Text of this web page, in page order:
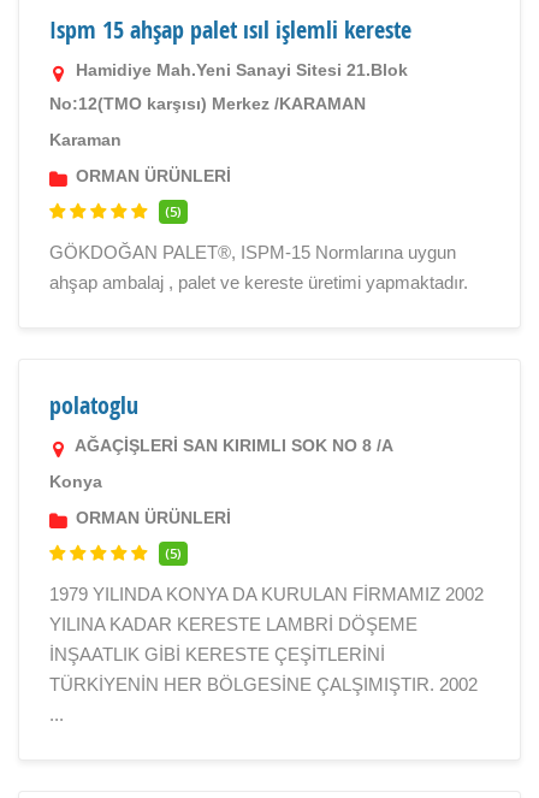
Ispm 15 ahşap palet ısıl işlemli kereste
Hamidiye Mah.Yeni Sanayi Sitesi 21.Blok
No:12(TMO karşısı) Merkez /KARAMAN
Karaman
ORMAN ÜRÜNLERİ
(5)
GÖKDOĞAN PALET®, ISPM-15 Normlarına uygun
ahşap ambalaj , palet ve kereste üretimi yapmaktadır.
polatoglu
AĞAÇİŞLERİ SAN KIRIMLI SOK NO 8 /A
Konya
ORMAN ÜRÜNLERİ
(5)
1979 YILINDA KONYA DA KURULAN FİRMAMIZ 2002
YILINA KADAR KERESTE LAMBRİ DÖŞEME
İNŞAATLIK GİBİ KERESTE ÇEŞİTLERİNİ
TÜRKİYENİN HER BÖLGESİNE ÇALŞIMIŞTIR. 2002
...